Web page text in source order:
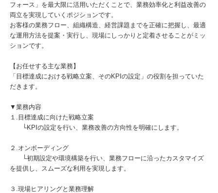
フォース」を最大限に活用いただくことで、業務効率化と利益改善の
両立を実現していくポジションです。
お客様の業務フロー、組織構造、経営課題までを正確に把握し、最適
な運用方法を提案・実行し、現場にしっかりと定着させることがミッ
ションです。
【お任せする主な業務】
「目標達成における戦略立案、そのKPIの設定」の役割を担っていた
だきます。
▼業務内容
１.目標達成に向けた戦略立案
└KPIの設定を行い、業務改善の方向性を明確にします。
２.オンボーディング
└初期設定や環境構築を行い、業務フローに沿ったカスタマイズ
を提供し、スムーズな利用を実現します。
３.現場ヒアリングと業務理解